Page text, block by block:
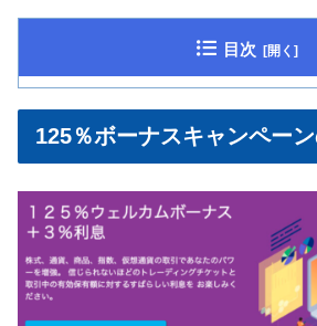
目次
125％ボーナスキャンペー